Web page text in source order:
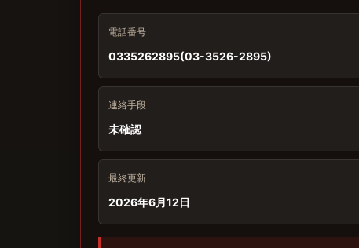
電話番号
0335262895(03-3526-2895)
連絡手段
未確認
最終更新
2026年6月12日